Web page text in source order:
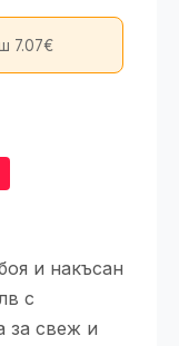
7.07€
и накъсан
с
за свеж и